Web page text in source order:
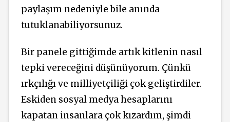
paylaşım nedeniyle bile anında
tutuklanabiliyorsunuz.
Bir panele gittiğimde artık kitlenin nasıl
tepki vereceğini düşünüyorum. Çünkü
ırkçılığı ve milliyetçiliği çok geliştirdiler.
Eskiden sosyal medya hesaplarını
kapatan insanlara çok kızardım, şimdi